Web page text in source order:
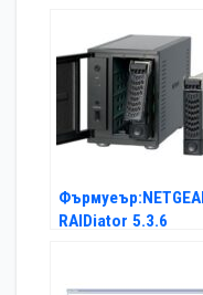
RAIDiator 5.3.6